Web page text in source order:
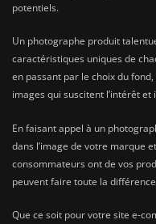
potentiels.
Un photographe produit
caractéristiques uniques de
en passant par le choix du
images qui suscitent l’intérêt et
En faisant appel à un
dans l’image de votre marque
consommateurs ont de vos
peuvent faire toute la
Que ce soit pour votre site e-